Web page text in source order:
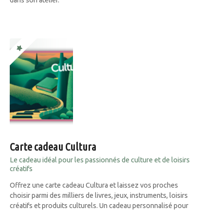
Carte cadeau Cultura
Le cadeau idéal pour les passionnés de culture et de loisirs
créatifs
Offrez une carte cadeau Cultura et laissez vos proches
choisir parmi des milliers de livres, jeux, instruments, loisirs
créatifs et produits culturels. Un cadeau personnalisé pour